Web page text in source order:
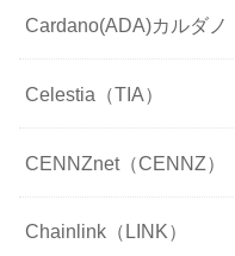
Cardano(ADA)カルダノ
Celestia（TIA）
CENNZnet（CENNZ）
Chainlink（LINK）